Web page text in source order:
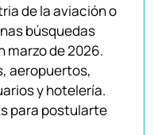
de la aviación o
búsquedas
marzo de 2026.
aeropuertos,
y hotelería.
para postularte